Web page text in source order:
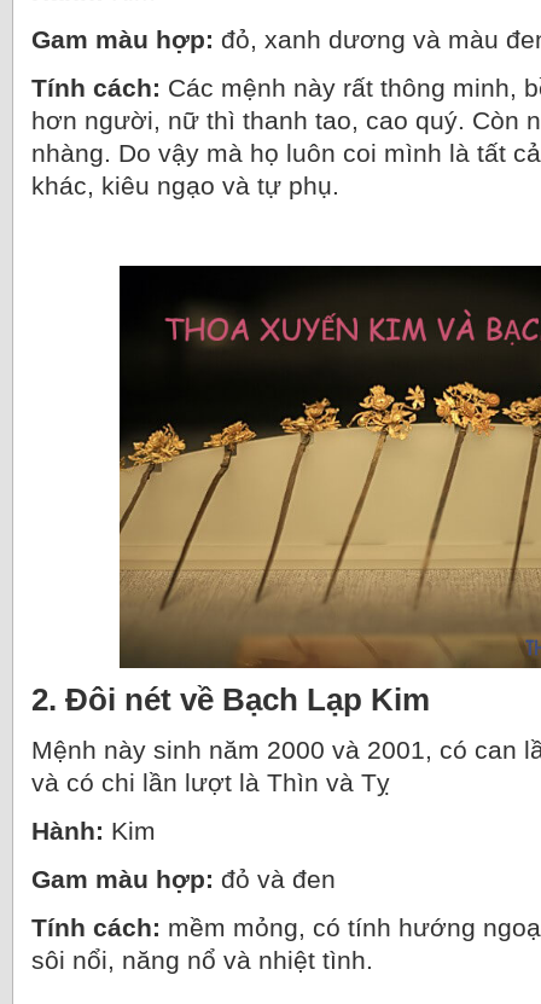
Gam màu hợp: đỏ, xanh dương và màu
Tính cách: Các mệnh này rất thông minh,
hơn người, nữ thì thanh tao, cao quý. Còn
nhàng. Do vậy mà họ luôn coi mình là tất
khác, kiêu ngạo và tự phụ.
2. Đôi nét về Bạch Lạp Kim
Mệnh này sinh năm 2000 và 2001, có can
và có chi lần lượt là Thìn và Tỵ
Hành: Kim
Gam màu hợp: đỏ và đen
Tính cách: mềm mỏng, có tính hướng
sôi nổi, năng nổ và nhiệt tình.